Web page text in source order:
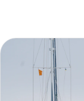
Contacto